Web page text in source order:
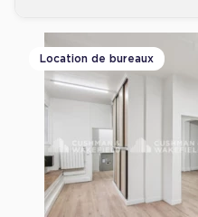
Location de bureaux